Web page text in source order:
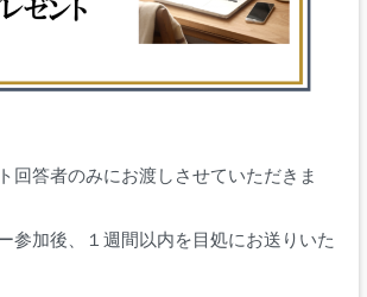
回答者のみにお渡しさせていただきま
参加後、１週間以内を目処にお送りいた